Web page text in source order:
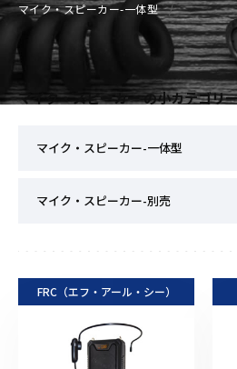
マイク・スピーカー-一体型
マイク・スピーカー の小カテゴリ
マイク・スピーカー-一体型
マイク・スピーカー-別売
FRC（エフ・アール・シー）